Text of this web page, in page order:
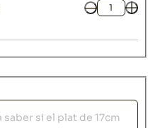
Quantitat